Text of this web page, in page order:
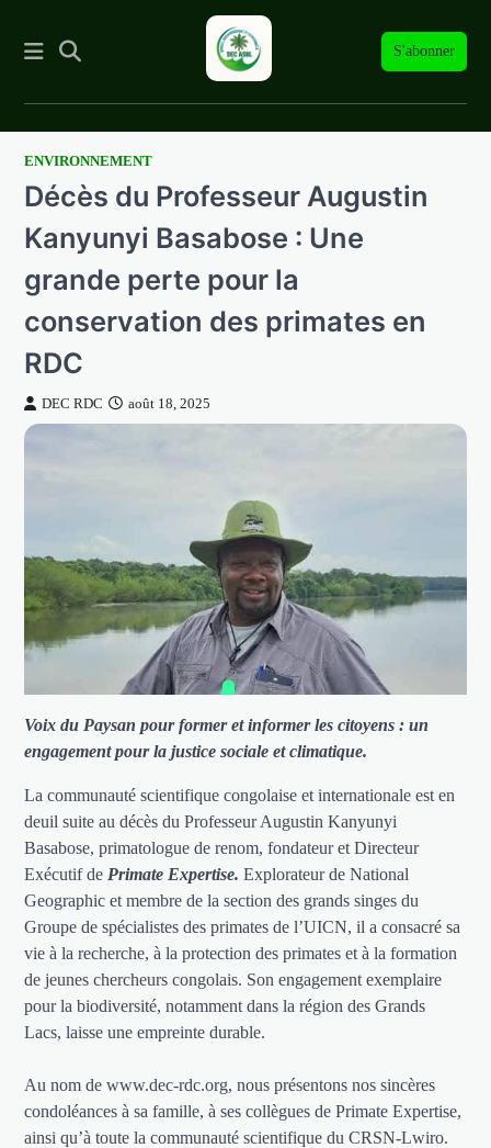
S'abonner
SkipENVIRONNEMENT
Décès du Professeur Augustin
Kanyunyi Basabose : Une
grande perte pour la
conservation des primates en
RDC
DEC RDC août 18, 2025
Voix du Paysan pour former et informer les citoyens : un
engagement pour la justice sociale et climatique.
La communauté scientifique congolaise et internationale est en
deuil suite au décès du Professeur Augustin Kanyunyi
Basabose, primatologue de renom, fondateur et Directeur
Exécutif de Primate Expertise. Explorateur de National
Geographic et membre de la section des grands singes du
Groupe de spécialistes des primates de l’UICN, il a consacré sa
vie à la recherche, à la protection des primates et à la formation
de jeunes chercheurs congolais. Son engagement exemplaire
pour la biodiversité, notamment dans la région des Grands
Lacs, laisse une empreinte durable.
Au nom de www.dec-rdc.org, nous présentons nos sincères
condoléances à sa famille, à ses collègues de Primate Expertise,
ainsi qu’à toute la communauté scientifique du CRSN-Lwiro.